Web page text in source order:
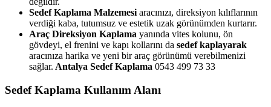
Sedef Kaplama Malzemesi aracınızı, direksiyon kılıflarının
verdiği kaba, tutumsuz ve estetik uzak görünümden kurtarır.
Araç Direksiyon Kaplama yanında vites kolunu, ön
gövdeyi, el frenini ve kapı kollarını da sedef kaplayarak
aracınıza harika ve yeni bir araç görünümü verebilmenizi
sağlar. Antalya Sedef Kaplama 0543 499 73 33
Sedef Kaplama Kullanım Alanı